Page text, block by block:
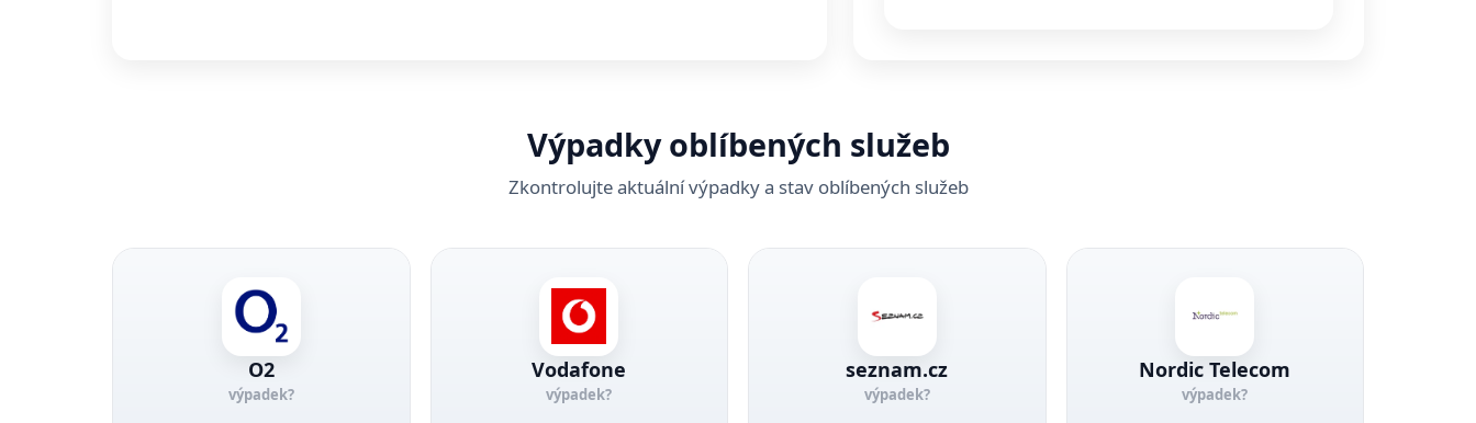
Výpadky oblíbených služeb
Zkontrolujte aktuální výpadky a stav oblíbených služeb
O2
výpadek?
Vodafone
výpadek?
seznam.cz
výpadek?
Nordic Telecom
výpadek?